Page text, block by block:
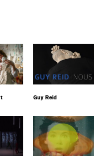
Guy Reid